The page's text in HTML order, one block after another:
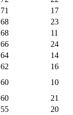
71
17
68
23
68
11
66
24
64
14
62
16
60
10
60
21
55
20